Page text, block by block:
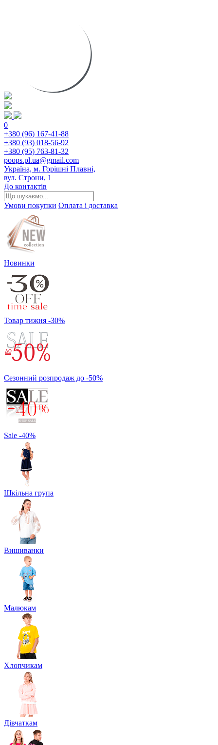
0
+380 (96) 167-41-88
+380 (93) 018-56-92
+380 (95) 763-81-32
poops.pl.ua@gmail.com
Україна, м. Горішні Плавні,
вул. Строни, 1
До контактів
Умови покупки Оплата і доставка
Новинки
Товар тижня -30%
Сезонний розпродаж до -50%
Sale -40%
Шкільна група
Вишиванки
Малюкам
Хлопчикам
Дівчаткам